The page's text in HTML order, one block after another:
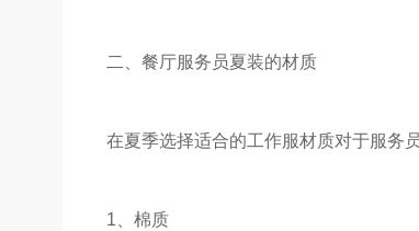
二、餐厅服务员夏装的材质
在夏季选择适合的工作服材质对于服务
1、棉质